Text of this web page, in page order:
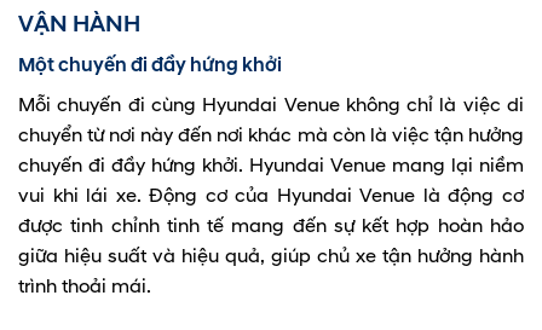
VẬN HÀNH
Một chuyến đi đầy hứng khởi
Mỗi chuyến đi cùng Hyundai Venue không chỉ là việc di
chuyển từ nơi này đến nơi khác mà còn là việc tận hưởng
chuyến đi đầy hứng khởi. Hyundai Venue mang lại niềm
vui khi lái xe. Động cơ của Hyundai Venue là động cơ
được tinh chỉnh tinh tế mang đến sự kết hợp hoàn hảo
giữa hiệu suất và hiệu quả, giúp chủ xe tận hưởng hành
trình thoải mái.